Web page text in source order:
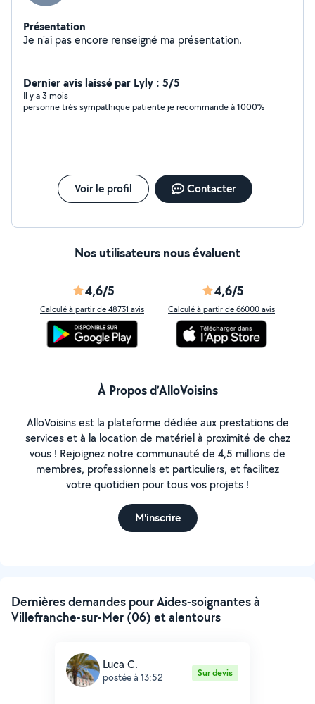
Présentation
Je n'ai pas encore renseigné ma présentation.
Dernier avis laissé par Lyly : 5/5
Il y a 3 mois
personne très sympathique patiente je recommande à 1000%
Voir le profil Contacter
Nos utilisateurs nous évaluent
4,6/5
Calculé à partir de 48731 avis
4,6/5
Calculé à partir de 66000 avis
À Propos d’AlloVoisins
AlloVoisins est la plateforme dédiée aux prestations de
services et à la location de matériel à proximité de chez
vous ! Rejoignez notre communauté de 4,5 millions de
membres, professionnels et particuliers, et facilitez
votre quotidien pour tous vos projets !
M'inscrire
Dernières demandes pour Aides-soignantes à
Villefranche-sur-Mer (06) et alentours
Luca C.
postée à 13:52 Sur devis